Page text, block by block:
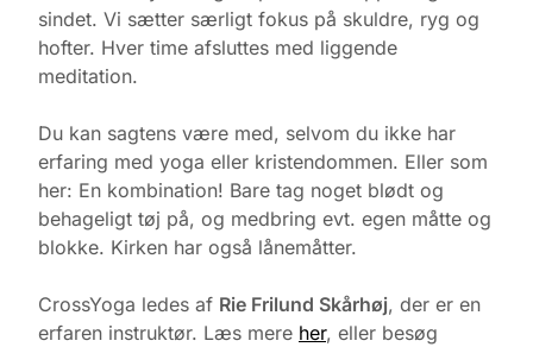
sindet. Vi sætter særligt fokus på skuldre, ryg og
hofter. Hver time afsluttes med liggende
meditation.
Du kan sagtens være med, selvom du ikke har
erfaring med yoga eller kristendommen. Eller som
her: En kombination! Bare tag noget blødt og
behageligt tøj på, og medbring evt. egen måtte og
blokke. Kirken har også lånemåtter.
CrossYoga ledes af Rie Frilund Skårhøj, der er en
erfaren instruktør. Læs mere her, eller besøg